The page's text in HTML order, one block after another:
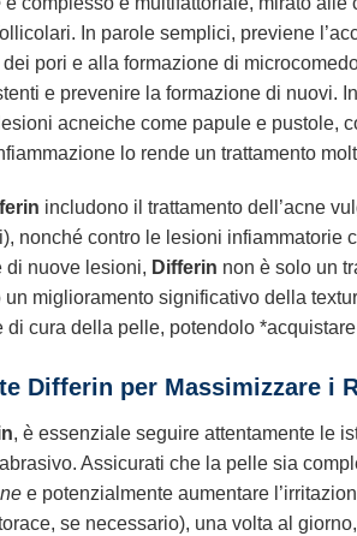
In parole semplici, previene
pori e alla formazione di
e prevenire la formazione di nuovi.
acneiche come papule e
lo rende un trattamento
includono il trattamento dell’acne
nonché contro le lesioni
di nuove lesioni, Differin non è solo un
miglioramento significativo della
di cura della pelle, potendolo
Differin per Massimizzare i
, è essenziale seguire attentamente le
Assicurati che la pelle sia
e potenzialmente aumentare
se necessario), una volta al